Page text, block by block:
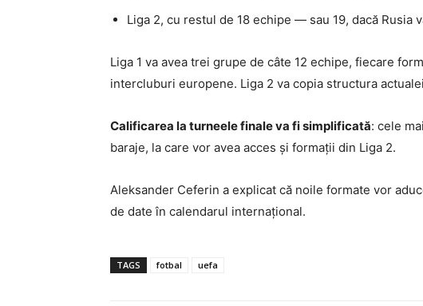
Liga 2, cu restul de 18 echipe — sau 19, dacă Rusia
Liga 1 va avea trei grupe de câte 12 echipe, fiecare
intercluburi europene. Liga 2 va copia structura
Calificarea la turneele finale va fi simplificată: cele
baraje, la care vor avea acces și formații din Liga 2.
Aleksander Ceferin a explicat că noile formate vor
de date în calendarul internațional.
TAGS fotbal uefa